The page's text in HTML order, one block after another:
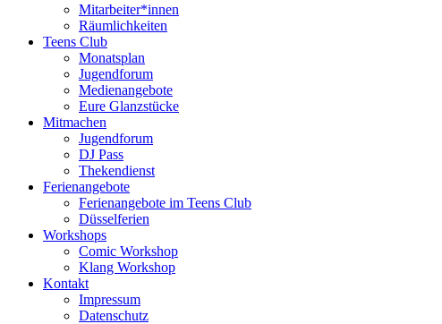
Mitarbeiter*innen
Räumlichkeiten
Teens Club
Monatsplan
Jugendforum
Medienangebote
Eure Glanzstücke
Mitmachen
Jugendforum
DJ Pass
Thekendienst
Ferienangebote
Ferienangebote im Teens Club
Düsselferien
Workshops
Comic Workshop
Klang Workshop
Kontakt
Impressum
Datenschutz